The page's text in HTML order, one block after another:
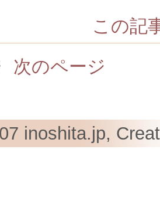
この記
次のページ
inoshita.jp,